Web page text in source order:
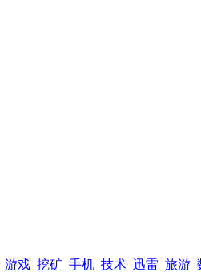
游戏 挖矿 手机 技术 迅雷 旅游